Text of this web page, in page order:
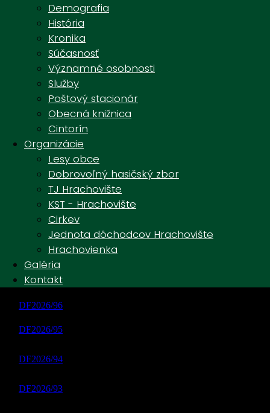
Demografia
História
Kronika
Súčasnosť
Významné osobnosti
Služby
Poštový stacionár
Obecná knižnica
Cintorín
Organizácie
Lesy obce
Dobrovoľný hasičský zbor
TJ Hrachovište
KST - Hrachovište
Cirkev
Jednota dôchodcov Hrachovište
Hrachovienka
Galéria
Kontakt